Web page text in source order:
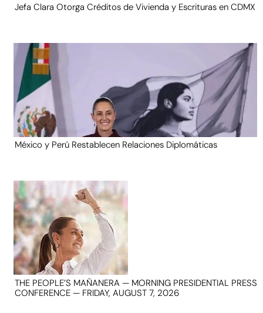
Jefa Clara Otorga Créditos de Vivienda y Escrituras en CDMX
México y Perú Restablecen Relaciones Diplomáticas
THE PEOPLE’S MAÑANERA — MORNING PRESIDENTIAL PRESS
CONFERENCE — FRIDAY, AUGUST 7, 2026